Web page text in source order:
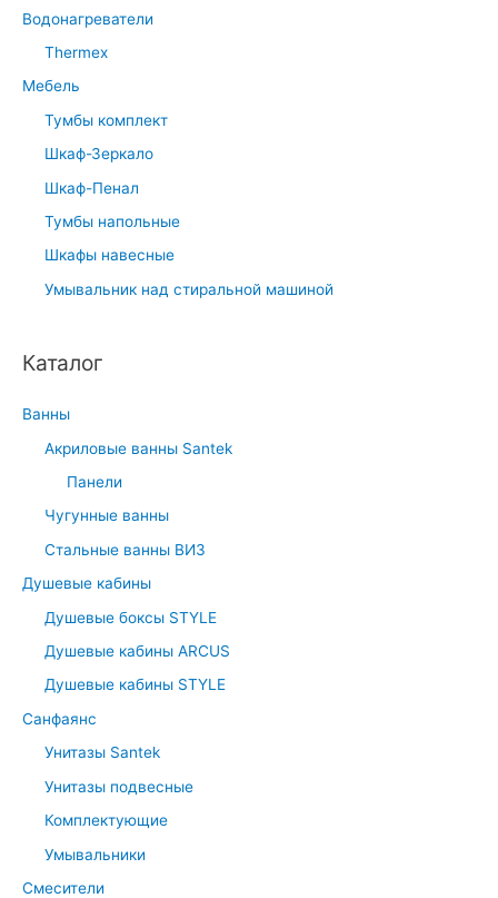
Водонагреватели
Thermex
Мебель
Тумбы комплект
Шкаф-Зеркало
Шкаф-Пенал
Тумбы напольные
Шкафы навесные
Умывальник над стиральной машиной
Каталог
Ванны
Акриловые ванны Santek
Панели
Чугунные ванны
Стальные ванны ВИЗ
Душевые кабины
Душевые боксы STYLE
Душевые кабины ARCUS
Душевые кабины STYLE
Санфаянс
Унитазы Santek
Унитазы подвесные
Комплектующие
Умывальники
Смесители